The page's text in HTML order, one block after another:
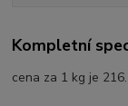
Kompletní
cena za 1 kg je